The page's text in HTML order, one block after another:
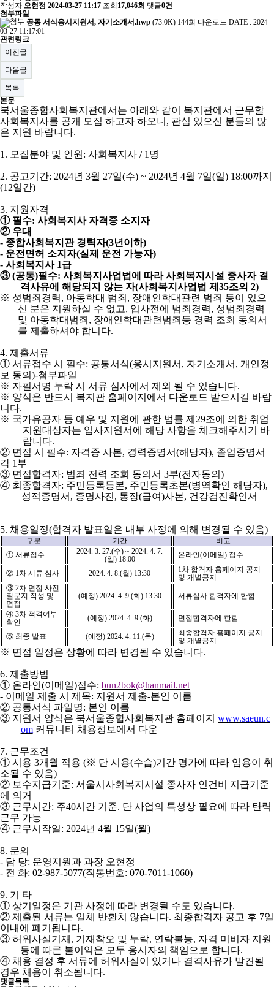
작성자 오현정 2024-03-27 11:17 조회 17,046회 댓글0건
첨부파일
공통 서식응시지원서, 자기소개서.hwp (73.0K) 144회 다운로드 DATE : 2024-
03-27 11:17:01
관련링크
이전글
다음글
목록
본문
북서울종합사회복지관에서는 아래와 같이 복지관에서 근무할
사회복지사를 공개 모집 하고자 하오니 , 관심 있으신 분들의 많
은 지원 바랍니다.
1. 모집분야 및 인원 : 사회복지사 / 1 명
2. 공고기간: 2024년 3월 27일(수) ~ 2024년 4월 7일(일) 18:00까지
(12일간)
3. 지원자격
① 필수: 사회복지사 자격증 소지자
② 우대
- 종합사회복지관 경력자(3년이하)
- 운전면허 소지자(실제 운전 가능자)
- 사회복지사 1급
③(공통)필수: 사회복지사업법에 따라 사회복지시설 종사자 결
격사유에 해당되지 않는 자(사회복지사업법 제35조의2)
※ 성범죄경력, 아동학대 범죄 , 장애인학대관련 범죄 등이 있으
신 분은 지원하실 수 없고, 입사전에 범죄경력, 성범죄경력
및 아동학대범죄 , 장애인학대관련범죄등 경력 조회 동의서
를 제출하셔야 합니다.
4. 제출서류
① 서류접수 시 필수: 공통서식(응시지원서 , 자기소개서 , 개인정
보 동의 )-첨부파일
※ 자필서명 누락 시 서류 심사에서 제외 될 수 있습니다.
※ 양식은 반드시 복지관 홈페이지에서 다운로드 받으시길 바랍
니다.
※ 국가유공자 등 예우 및 지원에 관한 법률 제 29조에 의한 취업
지원대상자는 입사지원서에 해당 사항을 체크해주시기 바
랍니다.
② 면접 시 필수: 자격증 사본, 경력증명서(해당자), 졸업증명서
각 1 부
③ 면접합격자: 범죄 전력 조회 동의서 3부(전자동의 )
④ 최종합격자: 주민등록등본, 주민등록초본(병역확인 해당자),
성적증명서 , 증명사진, 통장(급여)사본, 건강검진확인서
5. 채용일정(합격자 발표일은 내부 사정에 의해 변경될 수 있음)
구분 기간
비고
① 서류접수 2024. 3. 27.(수) ~ 2024. 4. 7.
(일) 18:00 온라인(이메일) 접수
② 1차 서류 심사 2024. 4. 8.(월) 13:30 1차 합격자 홈페이지 공지
및 개별공지
③ 2차 면접 사전
질문지 작성 및
면접
(예정) 2024. 4. 9.(화) 13:30 서류심사 합격자에 한함
④ 3차 적격여부
확인
(예정) 2024. 4. 9.(화) 면접합격자에 한함
⑤ 최종 발표 (예정) 2024. 4. 11.(목)
최종합격자 홈페이지 공지
및 개별공지
※ 면접 일정은 상황에 따라 변경될 수 있습니다.
6. 제출방법
① 온라인(이메일)접수: bun2bok@hanmail.net
- 이메일 제출 시 제목: 지원서 제출-본인 이름
② 공통서식 파일명: 본인 이름
③ 지원서 양식은 북서울종합사회복지관 홈페이지 www.saeun.c
om 커뮤니티 채용정보에서 다운
7. 근무조건
① 시용 3개월 적용 (※ 단 시용(수습)기간 평가에 따라 임용이 취
소될 수 있음)
② 보수지급기준: 서울시사회복지시설 종사자 인건비 지급기준
에 의거
③ 근무시간: 주40시간 기준. 단 사업의 특성상 필요에 따라 탄력
근무 가능
④ 근무시작일: 2024년 4월 15일(월)
8. 문의
- 담 당: 운영지원과 과장 오현정
- 전 화: 02-987-5077(직통번호: 070-7011-1060)
9. 기 타
① 상기일정은 기관 사정에 따라 변경될 수도 있습니다.
② 제출된 서류는 일체 반환치 않습니다. 최종합격자 공고 후 7일
이내에 폐기됩니다.
③ 허위사실기재 , 기재착오 및 누락, 연락불능, 자격 미비자 지원
등에 따른 불이익은 모두 응시자의 책임으로 합니다.
④ 채용 결정 후 서류에 허위사실이 있거나 결격사유가 발견될
경우 채용이 취소됩니다.
댓글목록